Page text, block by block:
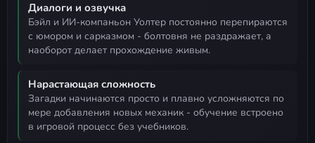
Диалоги и озвучка
Бэйл и ИИ-компаньон Уолтер постоянно перепираются
с юмором и сарказмом - болтовня не раздражает, а
наоборот делает прохождение живым.
Нарастающая сложность
загадки начинаются просто и плавно усложняются по
мере добавления новых механик - обучение встроено
в игровой процесс без учебников.